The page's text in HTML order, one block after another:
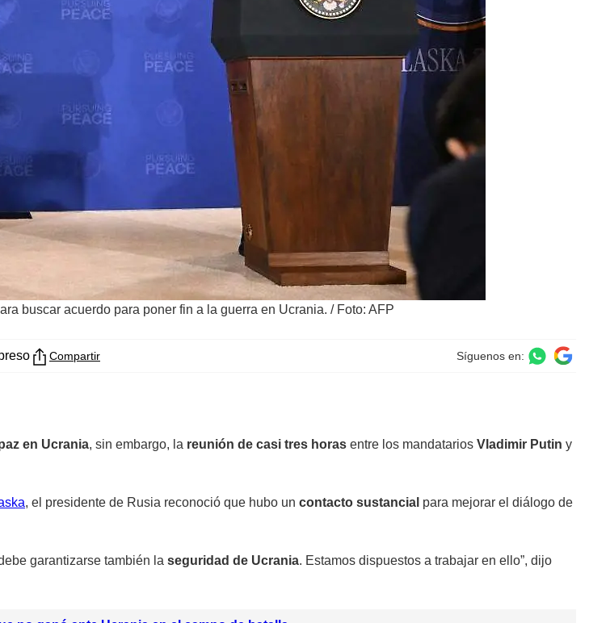
buscar acuerdo para poner fin a la guerra en Ucrania. / Foto: AFP
Compartir Síguenos en:
en Ucrania, sin embargo, la reunión de casi tres horas entre los mandatarios Vladimir Putin y
, el presidente de Rusia reconoció que hubo un contacto sustancial para mejorar el diálogo de
garantizarse también la seguridad de Ucrania. Estamos dispuestos a trabajar en ello”, dijo